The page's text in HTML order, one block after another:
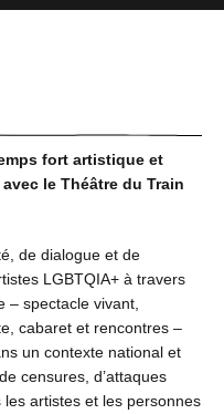
fort artistique et
le Théâtre du Train
de dialogue et de
LGBTQIA+ à travers
– spectacle vivant,
cabaret et rencontres –
un contexte national et
censures, d’attaques
artistes et les personnes